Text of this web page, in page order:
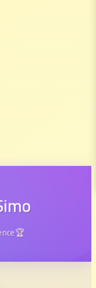
🏆Your Pathway To Excellence🏆